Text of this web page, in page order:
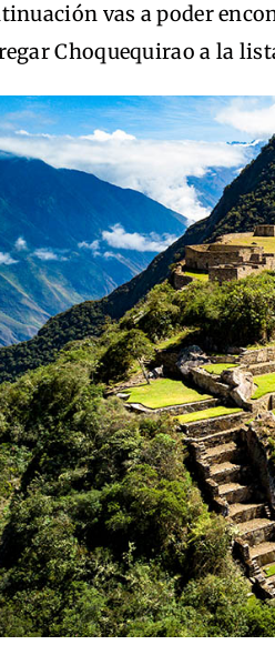
vas a poder
Choquequirao a la